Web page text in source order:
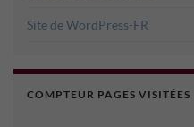
Site de WordPress-FR
COMPTEUR PAGES VISITÉES